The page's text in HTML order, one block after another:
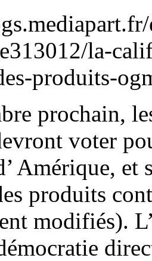
la-
produits-
prochain,
voter
Amérique, et
produits
modifiés).